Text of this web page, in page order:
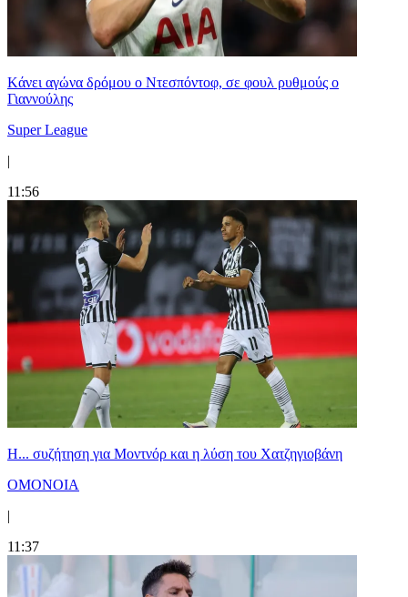
Kάνει αγώνα δρόμου ο Ντεσπόντοφ, σε φουλ ρυθμούς ο
Γιαννούλης
Super League
|
11:56
Η... συζήτηση για Μοντνόρ και η λύση του Χατζηγιοβάνη
ΟΜΟΝΟΙΑ
|
11:37